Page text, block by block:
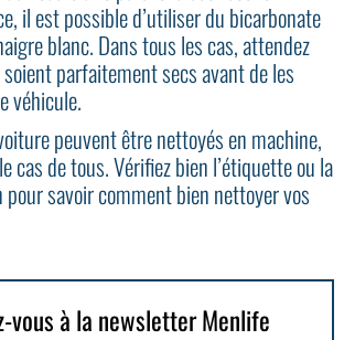
il est possible d’utiliser du bicarbonate
blanc. Dans tous les cas, attendez
parfaitement secs avant de les
véhicule.
peuvent être nettoyés en machine,
cas de tous. Vérifiez bien l’étiquette ou la
savoir comment bien nettoyer vos
vous à la newsletter Menlife